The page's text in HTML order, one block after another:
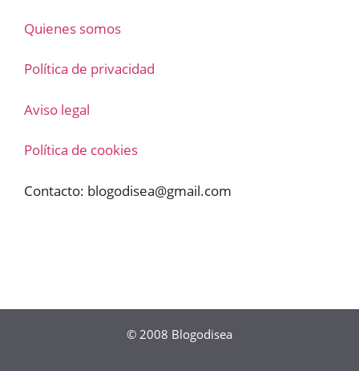
Quienes somos
Política de privacidad
Aviso legal
Política de cookies
Contacto: blogodisea@gmail.com
© 2008 Blogodisea